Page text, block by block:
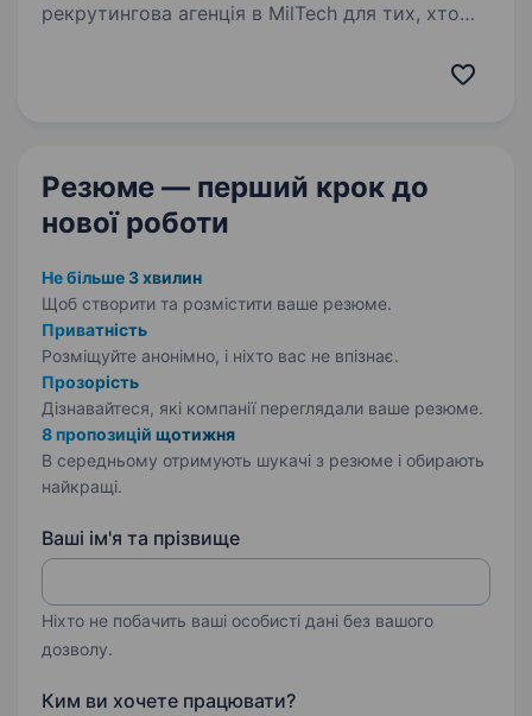
рекрутингова агенція в MilTech для тих, хто
Резюме — перший крок до
нової роботи
Не більше 3 хвилин
Щоб створити та розмістити ваше резюме.
Приватність
Розміщуйте анонімно, і ніхто вас не впізнає.
Прозорість
Дізнавайтеся, які компанії переглядали ваше резюме.
8 пропозицій щотижня
В середньому отримують шукачі з резюме і обирають
найкращі.
Ваші ім'я та прізвище
Ніхто не побачить ваші особисті дані без вашого
дозволу.
Ким ви хочете працювати?